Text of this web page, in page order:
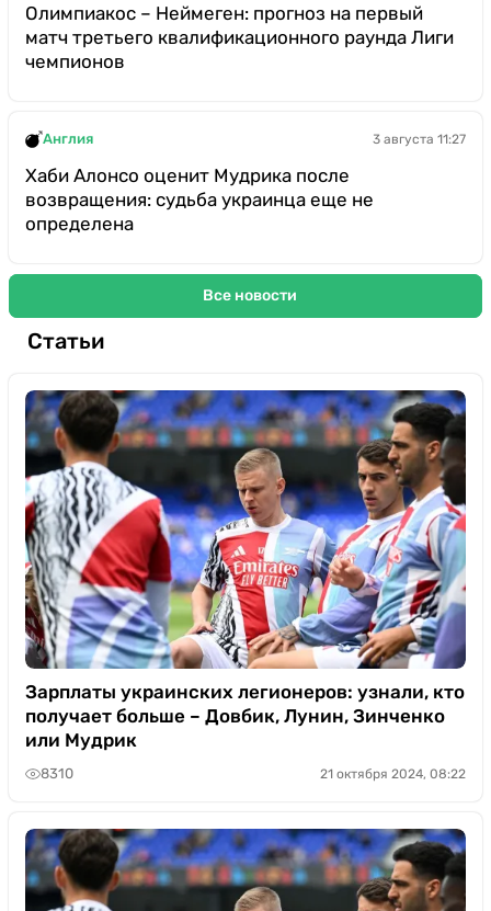
Олимпиакос – Неймеген: прогноз на первый
матч третьего квалификационного раунда Лиги
чемпионов
Англия 3 августа 11:27
Хаби Алонсо оценит Мудрика после
возвращения: судьба украинца еще не
определена
Все новости
Статьи
Зарплаты украинских легионеров: узнали, кто
получает больше – Довбик, Лунин, Зинченко
или Мудрик
8310 21 октября 2024, 08:22